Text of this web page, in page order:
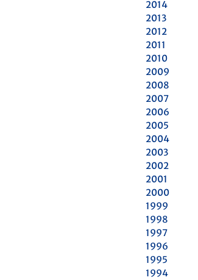
2014
2013
2012
2011
2010
2009
2008
2007
2006
2005
2004
2003
2002
2001
2000
1999
1998
1997
1996
1995
1994